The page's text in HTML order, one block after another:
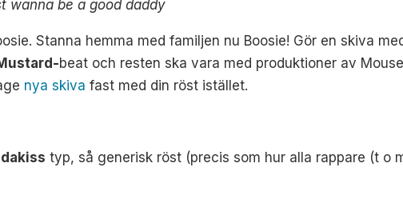
wanna be a good daddy
Stanna hemma med familjen nu Boosie! Gör en skiva
beat och resten ska vara med produktioner av
nya skiva fast med din röst istället.
typ, så generisk röst (precis som hur alla rappare (t o